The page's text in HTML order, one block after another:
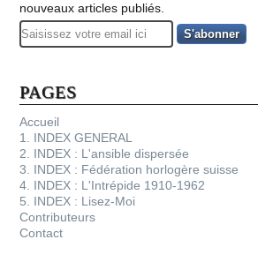
nouveaux articles publiés.
Email
PAGES
Accueil
1. INDEX GENERAL
2. INDEX : L'ansible dispersée
3. INDEX : Fédération horlogère suisse
4. INDEX : L'Intrépide 1910-1962
5. INDEX : Lisez-Moi
Contributeurs
Contact